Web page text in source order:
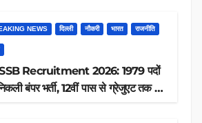
NEWS दिल्ली नौकरी भारत राजनीति
Recruitment 2026: 1979 पदों
बंपर भर्ती, 12वीं पास से ग्रेजुएट तक करें